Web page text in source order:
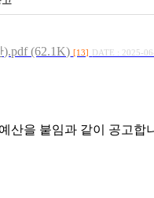
(62.1K) [13] DATE : 2025-
산을 붙임과 같이 공고합